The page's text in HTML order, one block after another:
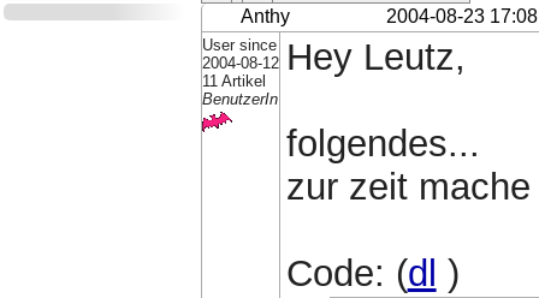
Anthy 2004-08-23 17:08
User since
2004-08-12
11 Artikel
BenutzerIn
Hey Leutz,
folgendes...
zur zeit
Code: (dl )